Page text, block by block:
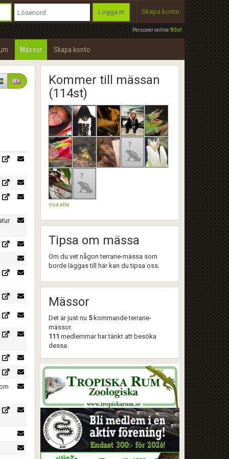
Personer online:83st
Logga in Skapa konto
Mässor Skapa konto
Kommer till mässan
(114st)
visa alla
Tipsa om mässa
Om du vet någon terrarie-mässa som
borde läggas till här kan du tipsa oss.
Mässor
Det är just nu 5kommande terrarie-
mässor.
111 medlemmar har tänkt att besöka
dessa.